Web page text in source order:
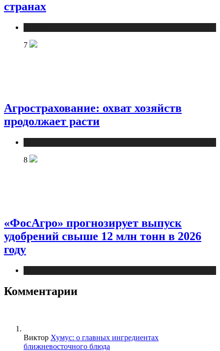
странах
7
Агрострахование: охват хозяйств
продолжает расти
8
«ФосАгро» прогнозирует выпуск
удобрений свыше 12 млн тонн в 2026
году
Комментарии
Виктор Хумус: о главных ингредиентах
ближневосточного блюда